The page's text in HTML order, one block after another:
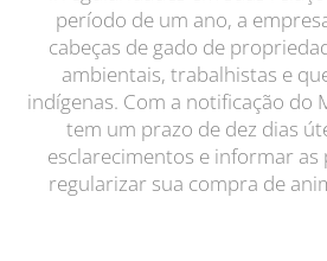
período de um ano, a
cabeças de gado de
ambientais, trabalhistas e
indígenas. Com a notificação do
tem um prazo de dez dias
esclarecimentos e informar as
regularizar sua compra de